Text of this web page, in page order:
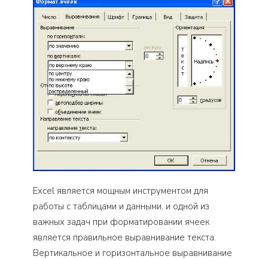
Excel является мощным инструментом для
работы с таблицами и данными, и одной из
важных задач при форматировании ячеек
является правильное выравнивание текста.
Вертикальное и горизонтальное выравнивание